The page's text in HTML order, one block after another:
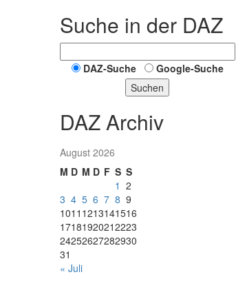
Suche in der DAZ
DAZ-Suche
Google-Suche
Suchen
DAZ Archiv
August 2026
M D M D F S S
1 2
3 4 5 6 7 8 9
1011 1213141516
17181920212223
24252627282930
31
« Juli